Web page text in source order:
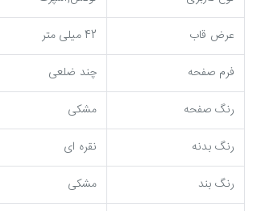
عرض قاب
42 میلی متر
فرم صفحه
چند ضلعی
رنگ صفحه
مشکی
رنگ بدنه
نقره ای
رنگ بند
مشکی